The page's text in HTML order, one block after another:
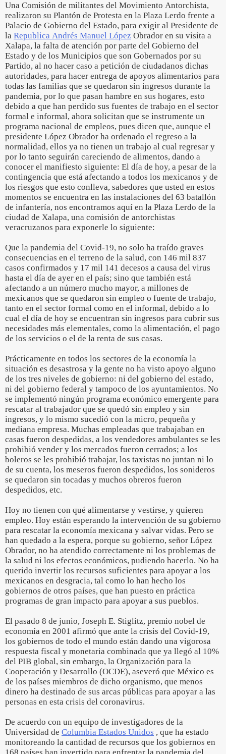
Una Comisión de militantes del Movimiento Antorchista,
realizaron su Plantón de Protesta en la Plaza Lerdo frente a
Palacio de Gobierno del Estado, para exigir al Presidente de
la Republica Andrés Manuel López Obrador en su visita a
Xalapa, la falta de atención por parte del Gobierno del
Estado y de los Municipios que son Gobernados por su
Partido, al no hacer caso a petición de ciudadanos dichas
autoridades, para hacer entrega de apoyos alimentarios para
todas las familias que se quedaron sin ingresos durante la
pandemia, por lo que pasan hambre en sus hogares, esto
debido a que han perdido sus fuentes de trabajo en el sector
formal e informal, ahora solicitan que se instrumente un
programa nacional de empleos, pues dicen que, aunque el
presidente López Obrador ha ordenado el regreso a la
normalidad, ellos ya no tienen un trabajo al cual regresar y
por lo tanto seguirán careciendo de alimentos, dando a
conocer el manifiesto siguiente: El día de hoy, a pesar de la
contingencia que está afectando a todos los mexicanos y de
los riesgos que esto conlleva, sabedores que usted en estos
momentos se encuentra en las instalaciones del 63 batallón
de infantería, nos encontramos aquí en la Plaza Lerdo de la
ciudad de Xalapa, una comisión de antorchistas
veracruzanos para exponerle lo siguiente:
Que la pandemia del Covid-19, no solo ha traído graves
consecuencias en el terreno de la salud, con 146 mil 837
casos confirmados y 17 mil 141 decesos a causa del virus
hasta el día de ayer en el país; sino que también está
afectando a un número mucho mayor, a millones de
mexicanos que se quedaron sin empleo o fuente de trabajo,
tanto en el sector formal como en el informal, debido a lo
cual el día de hoy se encuentran sin ingresos para cubrir sus
necesidades más elementales, como la alimentación, el pago
de los servicios o el de la renta de sus casas.
Prácticamente en todos los sectores de la economía la
situación es desastrosa y la gente no ha visto apoyo alguno
de los tres niveles de gobierno: ni del gobierno del estado,
ni del gobierno federal y tampoco de los ayuntamientos. No
se implementó ningún programa económico emergente para
rescatar al trabajador que se quedó sin empleo y sin
ingresos, y lo mismo sucedió con la micro, pequeña y
mediana empresa. Muchas empleadas que trabajaban en
casas fueron despedidas, a los vendedores ambulantes se les
prohibió vender y los mercados fueron cerrados; a los
boleros se les prohibió trabajar, los taxistas no juntan ni lo
de su cuenta, los meseros fueron despedidos, los sonideros
se quedaron sin tocadas y muchos obreros fueron
despedidos, etc.
Hoy no tienen con qué alimentarse y vestirse, y quieren
empleo. Hoy están esperando la intervención de su gobierno
para rescatar la economía mexicana y salvar vidas. Pero se
han quedado a la espera, porque su gobierno, señor López
Obrador, no ha atendido correctamente ni los problemas de
la salud ni los efectos económicos, pudiendo hacerlo. No ha
querido invertir los recursos suficientes para apoyar a los
mexicanos en desgracia, tal como lo han hecho los
gobiernos de otros países, que han puesto en práctica
programas de gran impacto para apoyar a sus pueblos.
El pasado 8 de junio, Joseph E. Stiglitz, premio nobel de
economía en 2001 afirmó que ante la crisis del Covid-19,
los gobiernos de todo el mundo están dando una vigorosa
respuesta fiscal y monetaria combinada que ya llegó al 10%
del PIB global, sin embargo, la Organización para la
Cooperación y Desarrollo (OCDE), aseveró que México es
de los países miembros de dicho organismo, que menos
dinero ha destinado de sus arcas públicas para apoyar a las
personas en esta crisis del coronavirus.
De acuerdo con un equipo de investigadores de la
Universidad de Columbia Estados Unidos , que ha estado
monitoreando la cantidad de recursos que los gobiernos en